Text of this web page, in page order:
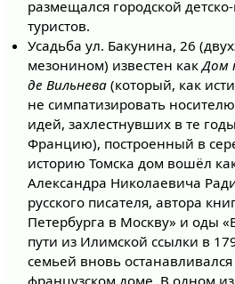
размещался городской
туристов.
Усадьба ул. Бакунина, 26
мезонином) известен какДом
де Вильнева (который, как
не симпатизировать
идей, захлестнувших в те
Францию), построенный в
историю Томска дом вошёл
Александра Николаевича
русского писателя, автора
Петербурга в Москву» и оды
пути из Илимской ссылки в
семьей вновь
французском доме. В одном